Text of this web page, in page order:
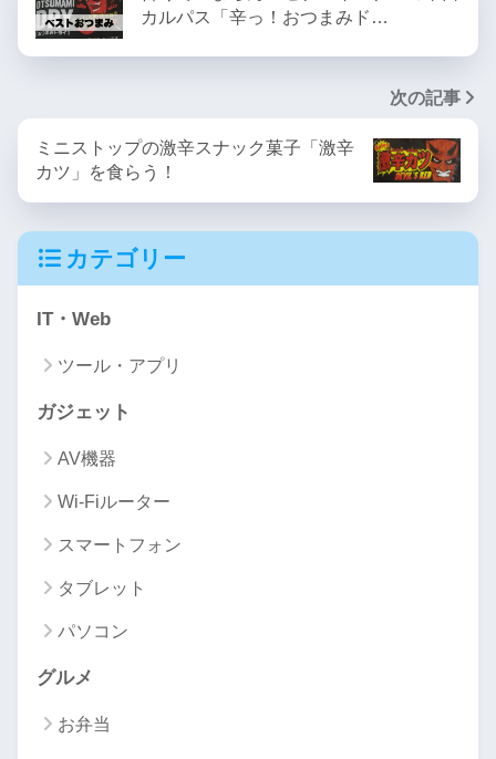
カルパス「辛っ！おつまみド…
次の記事
ミニストップの激辛スナック菓子「激辛
カツ」を食らう！
カテゴリー
IT・Web
ツール・アプリ
ガジェット
AV機器
Wi-Fiルーター
スマートフォン
タブレット
パソコン
グルメ
お弁当